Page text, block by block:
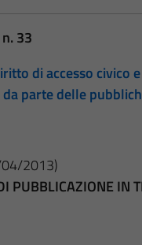
33
di accesso civico
parte delle
2013)
PUBBLICAZIONE IN